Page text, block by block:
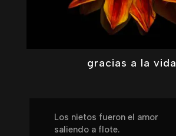
gracias a la vida
Los nietos fueron el amor
saliendo a flote.